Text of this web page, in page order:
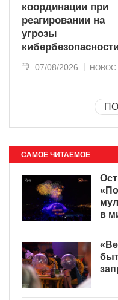
координации при
реагировании на
угрозы
07/08/2026
САМОЕ ЧИТАЕМОЕ
в